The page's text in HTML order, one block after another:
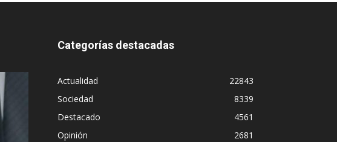
Categorías destacadas
Actualidad
22843
Sociedad
8339
Destacado
4561
Opinión
2681